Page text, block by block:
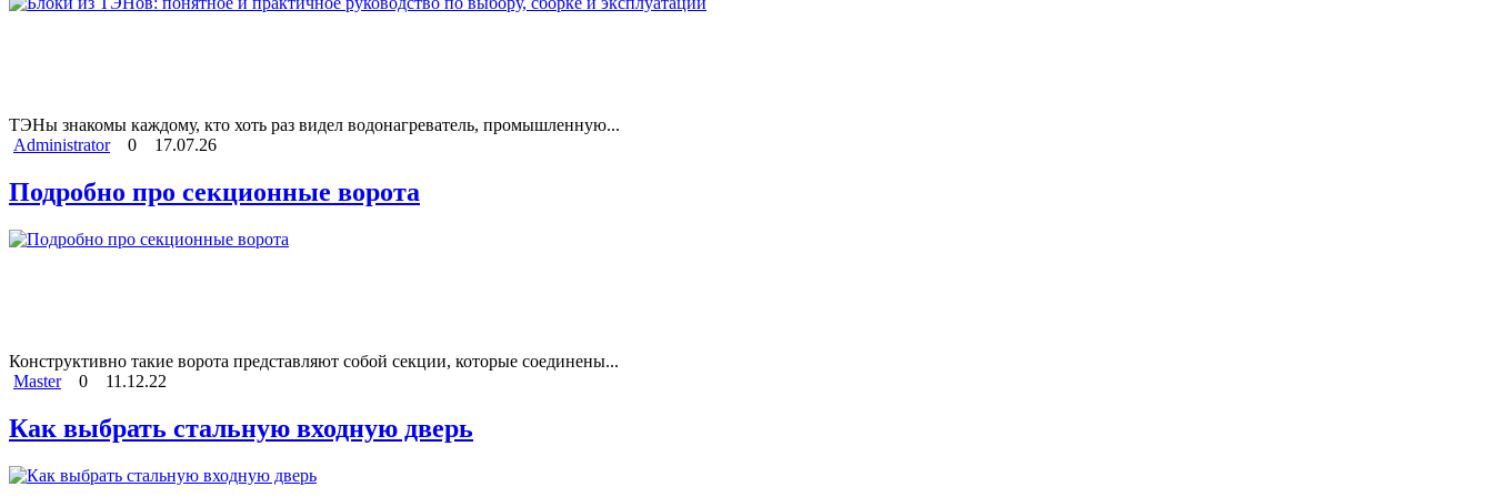
ТЭНы знакомы каждому, кто хоть раз видел водонагреватель, промышленную...
Administrator
0 17.07.26
Подробно про секционные ворота
Конструктивно такие ворота представляют собой секции, которые соединены...
Master
0 11.12.22
Как выбрать стальную входную дверь